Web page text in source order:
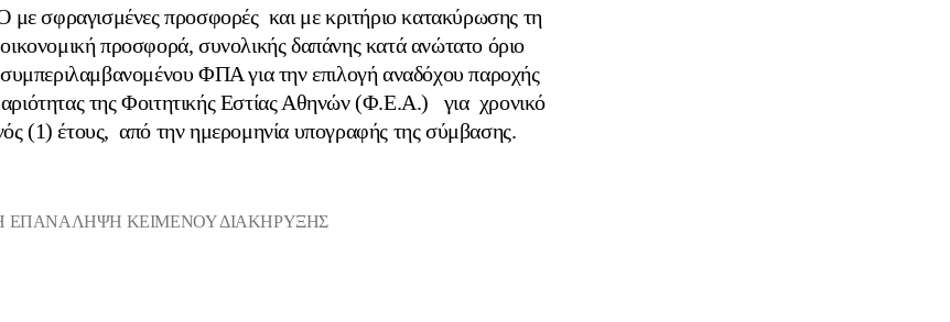
σφραγισμένες προσφορές και με κριτήριο κατακύρωσης τη
προσφορά, συνολικής δαπάνης κατά ανώτατο όριο
ΦΠΑ για την επιλογή αναδόχου παροχής
της Φοιτητικής Εστίας Αθηνών (Φ.Ε.Α.) για χρονικό
(1) έτους, από την ημερομηνία υπογραφής της σύμβασης.
ΕΠΑΝΑΛΗΨΗ ΚΕΙΜΕΝΟΥ ΔΙΑΚΗΡΥΞΗΣ